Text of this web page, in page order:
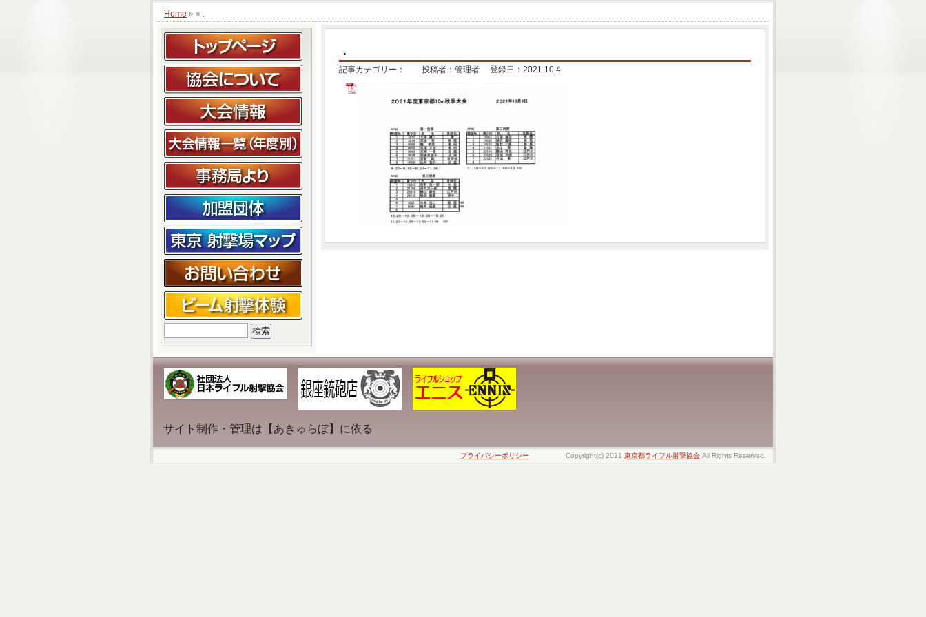
Home » » .
.
記事カテゴリー： 投稿者：管理者 登録日：2021.10.4
索:
サイト制作・管理は【あきゅらぼ】に依る
プライバシーポリシー Copyright(c) 2021 東京都ライフル射撃協会 All Rights Reserved.